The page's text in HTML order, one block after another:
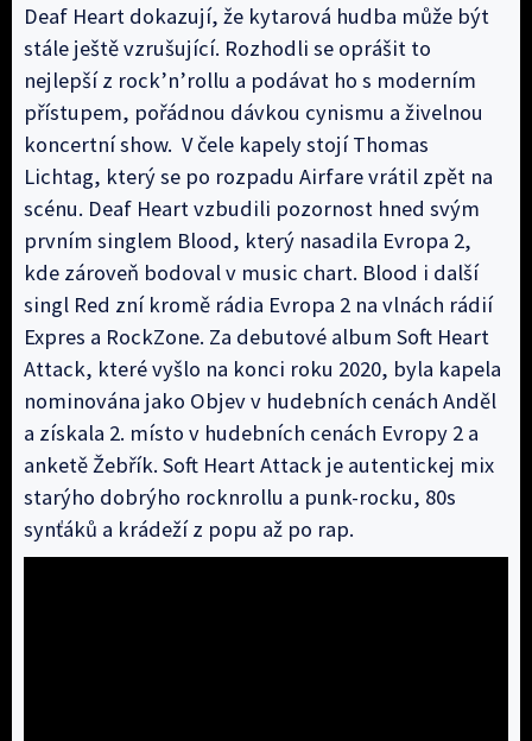
Deaf Heart dokazují, že kytarová hudba může být
stále ještě vzrušující. Rozhodli se oprášit to
nejlepší z rock’n’rollu a podávat ho s moderním
přístupem, pořádnou dávkou cynismu a živelnou
koncertní show. V čele kapely stojí Thomas
Lichtag, který se po rozpadu Airfare vrátil zpět na
scénu. Deaf Heart vzbudili pozornost hned svým
prvním singlem Blood, který nasadila Evropa 2,
kde zároveň bodoval v music chart. Blood i další
singl Red zní kromě rádia Evropa 2 na vlnách rádií
Expres a RockZone. Za debutové album Soft Heart
Attack, které vyšlo na konci roku 2020, byla kapela
nominována jako Objev v hudebních cenách Anděl
a získala 2. místo v hudebních cenách Evropy 2 a
anketě Žebřík. Soft Heart Attack je autentickej mix
starýho dobrýho rocknrollu a punk-rocku, 80s
synťáků a krádeží z popu až po rap.